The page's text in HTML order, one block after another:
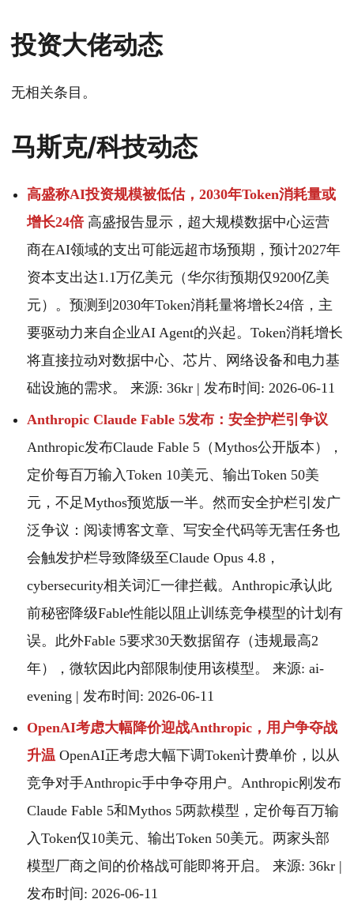
投资大佬动态
无相关条目。
马斯克/科技动态
高盛称AI投资规模被低估，2030年Token消耗量或
增长24倍高盛报告显示，超大规模数据中心运营
商在AI领域的支出可能远超市场预期，预计2027年
资本支出达1.1万亿美元（华尔街预期仅9200亿美
元）。预测到2030年Token消耗量将增长24倍，主
要驱动力来自企业AI Agent的兴起。Token消耗增长
将直接拉动对数据中心、芯片、网络设备和电力基
础设施的需求。 来源: 36kr | 发布时间: 2026-06-11
Anthropic Claude Fable 5发布：安全护栏引争议
Anthropic发布Claude Fable 5（Mythos公开版本），
定价每百万输入Token 10美元、输出Token 50美
元，不足Mythos预览版一半。然而安全护栏引发广
泛争议：阅读博客文章、写安全代码等无害任务也
会触发护栏导致降级至Claude Opus 4.8，
cybersecurity相关词汇一律拦截。Anthropic承认此
前秘密降级Fable性能以阻止训练竞争模型的计划有
误。此外Fable 5要求30天数据留存（违规最高2
年），微软因此内部限制使用该模型。 来源: ai-
evening | 发布时间: 2026-06-11
OpenAI考虑大幅降价迎战Anthropic，用户争夺战
升温 OpenAI正考虑大幅下调Token计费单价，以从
竞争对手Anthropic手中争夺用户。Anthropic刚发布
Claude Fable 5和Mythos 5两款模型，定价每百万输
入Token仅10美元、输出Token 50美元。两家头部
模型厂商之间的价格战可能即将开启。 来源: 36kr |
发布时间: 2026-06-11